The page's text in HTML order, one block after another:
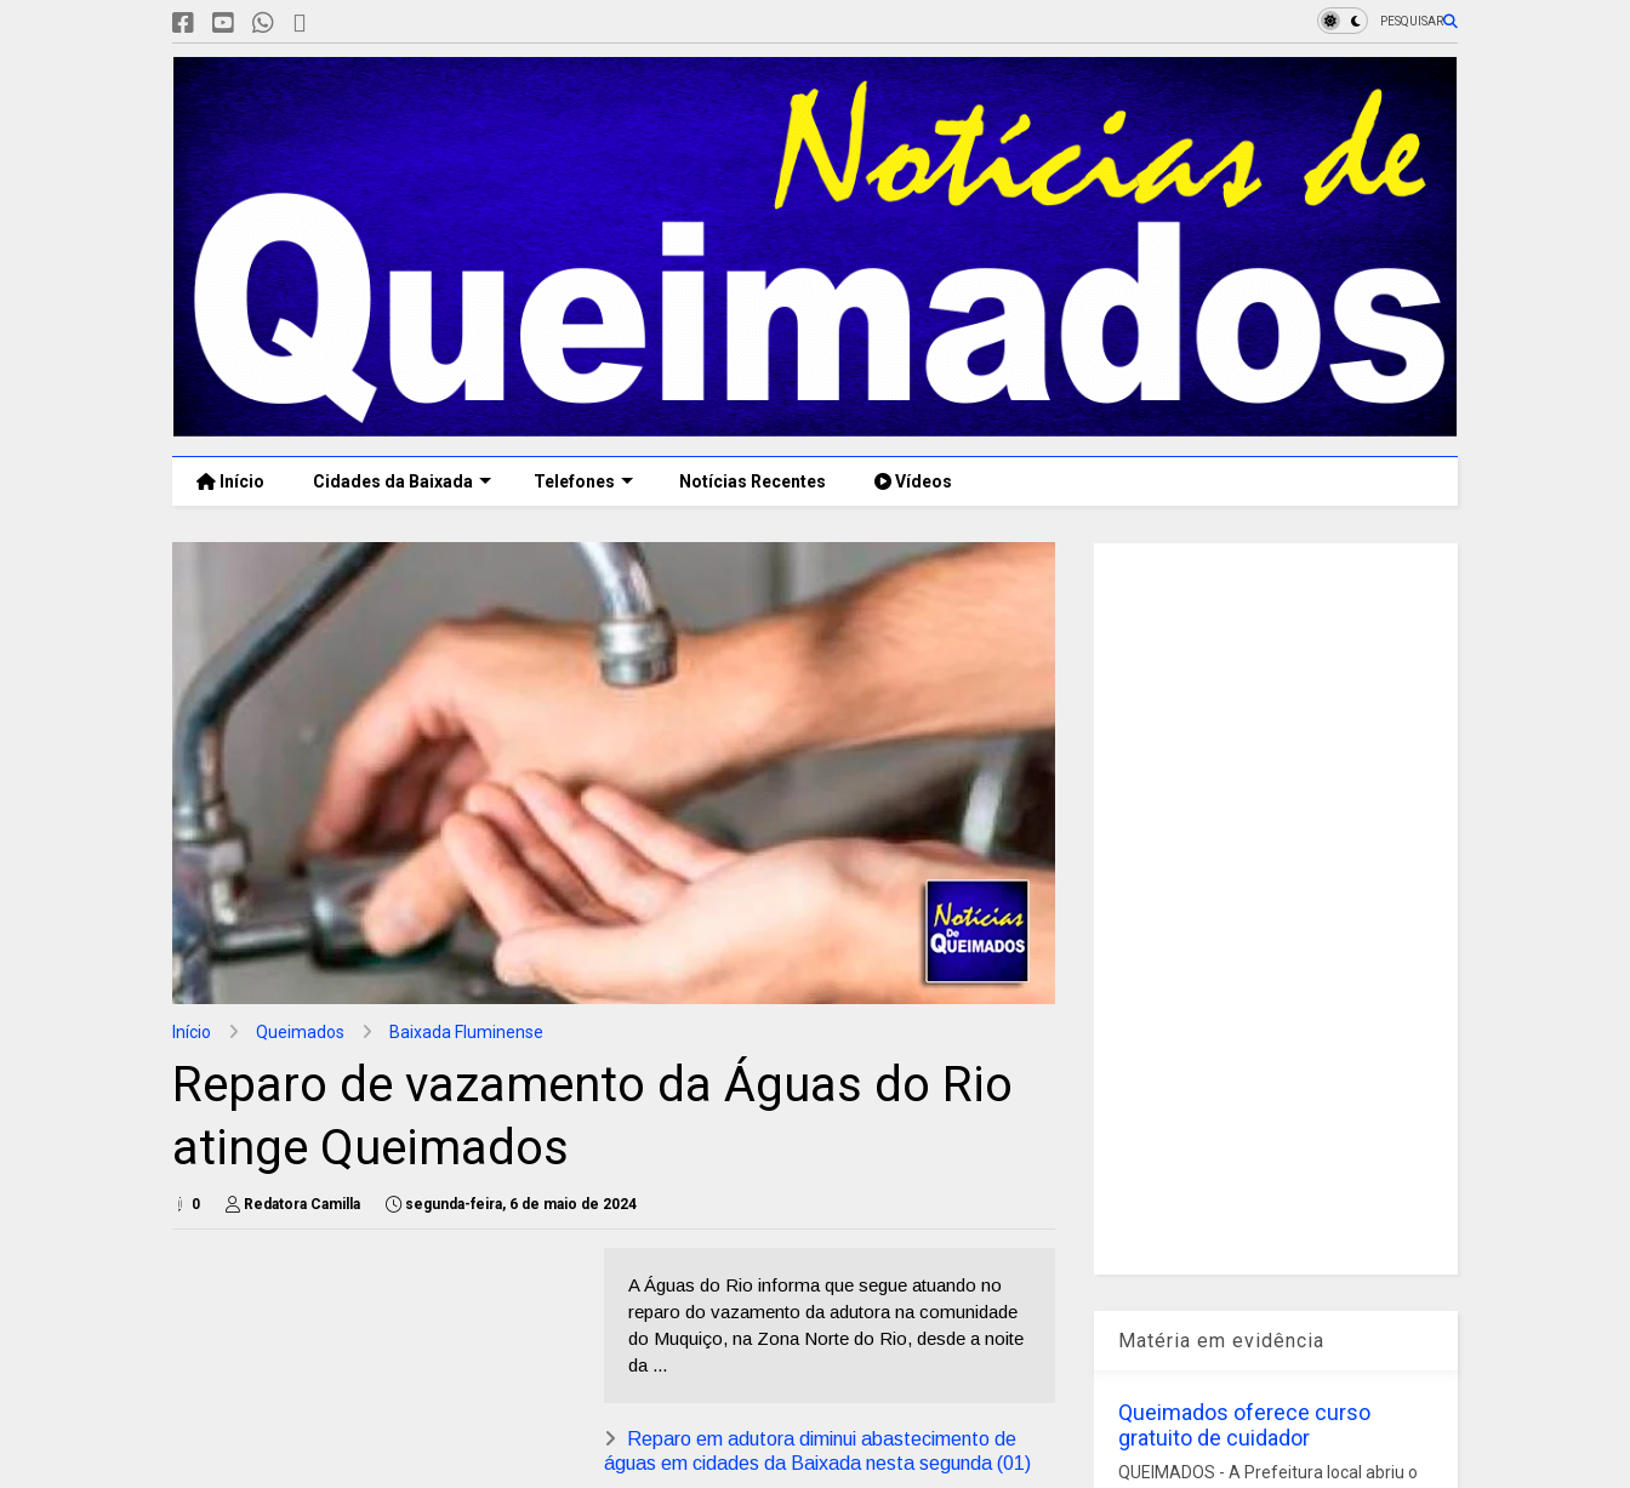
PESQUISAR
Início Cidades da Baixada Telefones Notícias Recentes Vídeos
Início Queimados Baixada Fluminense
Reparo de vazamento da Águas do Rio
atinge Queimados
0 Redatora Camilla segunda-feira, 6 de maio de 2024
A Águas do Rio informa que segue atuando no
reparo do vazamento da adutora na comunidade
do Muquiço, na Zona Norte do Rio, desde a noite
da ...
Reparo em adutora diminui abastecimento de
águas em cidades da Baixada nesta segunda (01)
Matéria em evidência
Queimados oferece curso
gratuito de cuidador
QUEIMADOS - A Prefeitura local abriu o